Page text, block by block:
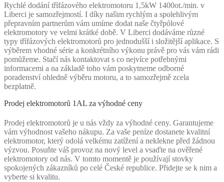
Rychlé dodání třífázového elektromotoru 1,5kW 1400ot./min. v
Liberci je samozřejmostí. I díky našim rychlým a spolehlivým
přepravním partnerům vám umíme dodat naše čtyřpólové
elektromotory ve velmi krátké době. V Liberci dodáváme různé
typy třífázových elektromotorů pro jednodušší i složitější aplikace. S
výběrem vhodné série a konkrétního výkonu právě pro vás vám rádi
pomůžeme. Stačí nás kontaktovat s co nejvíce potřebnými
informacemi a na základě toho vám poskytneme odborné
poradenství ohledně výběru motoru, a to samozřejmě zcela
bezplatně.
Prodej elektromotorů 1AL za výhodné ceny
Prodej elektromotorů je u nás vždy za výhodné ceny. Garantujeme
vám výhodnost vašeho nákupu. Za vaše peníze dostanete kvalitní
elektromotor, který odolá velkému zatížení a neklekne před žádnou
výzvou. Posuňte váš provoz na nový level a vsaďte na ověřené
elektromotory od nás. V tomto momentě je používají stovky
spokojených zákazníků po celé České republice. Přidejte se k nim a
vyberte si kvalitu.